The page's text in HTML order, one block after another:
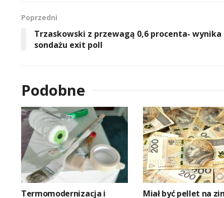
Poprzedni
Trzaskowski z przewagą 0,6 procenta- wynika
sondażu exit poll
Podobne
Termomodernizacja i
Miał być pellet na